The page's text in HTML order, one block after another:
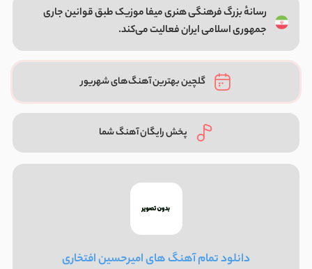
رسانهٔ بزرگ فرهنگی هنری میفا موزیک طبق قوانین جاری
جمهوری اسلامی ایران فعالیت می‌کند.
گلچین بهترین آهنگ‌های شهریور
پخش رایگان آهنگ شما
دانلود تمام آهنگ های امیرحسین افتخاری